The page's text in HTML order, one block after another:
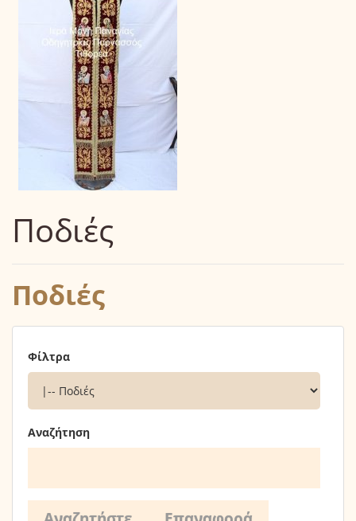
Ποδιές
Ποδιές
Φίλτρα
Αναζήτηση